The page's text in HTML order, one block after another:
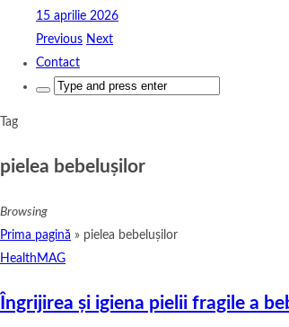
15 aprilie 2026
Previous Next
Contact
Search
Tag
pielea bebelușilor
Browsing
Prima pagină » pielea bebelușilor
HealthMAG
Îngrijirea și igiena pielii fragile a